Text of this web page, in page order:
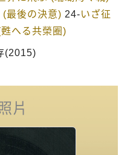
(最後の決意) 24-いざ征
へる共榮圈)
(2015)
片